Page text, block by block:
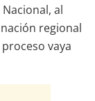
al
regional
vaya